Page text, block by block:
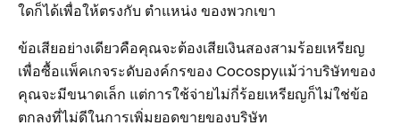
ใดก็ได้เพื่อให้ตรงกับ ตำแหน่ง ของพวกเขา
ข้อเสียอย่างเดียวคือคุณจะต้องเสียเงินสองสามร้อยเหรียญ
เพื่อซื้อแพ็คเกจระดับองค์กรของ Cocospyแม้ว่าบริษัทของ
คุณจะมีขนาดเล็ก แต่การใช้จ่ายไม่กี่ร้อยเหรียญก็ไม่ใช่ข้อ
ตกลงที่ไม่ดีในการเพิ่มยอดขายของบริษัท